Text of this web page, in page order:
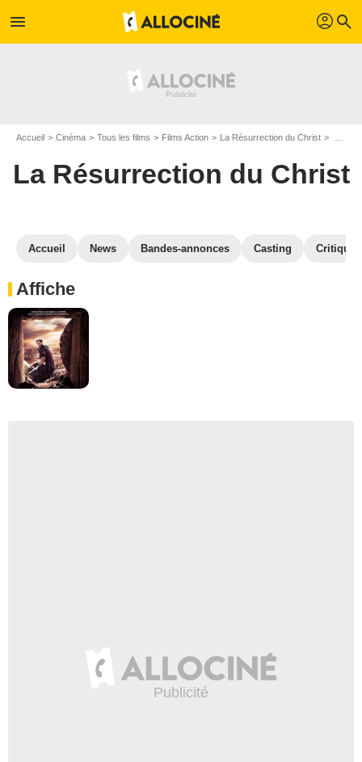
menu profil search
Accueil Cinéma Tous les films Films Action La Résurrection du Christ
La Résurrection du Christ
Accueil News Bandes-annonces Casting
Affiche